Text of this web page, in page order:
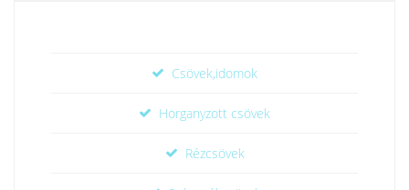
Csövek,idomok
Horganyzott csövek
Rézcsövek